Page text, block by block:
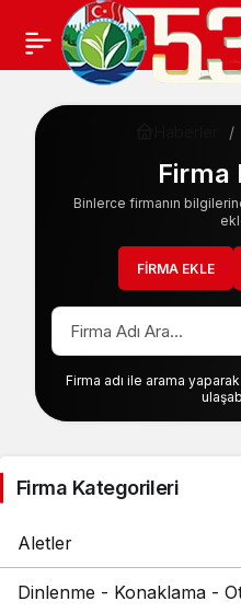
Firma
Binlerce firmanın
FIRMA EKLE
Firma adı ile arama
Firma Kategorileri
Aletler
Dinlenme - Konaklama -